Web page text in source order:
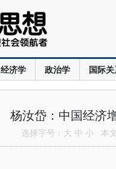
经济学 政治学 国际
杨汝岱：中国经济
选择字号： 大 中 小 本